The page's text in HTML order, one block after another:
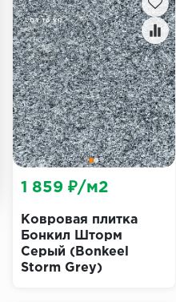
ОТ 10 УП.
Ковровая плитка
Бонкил Шторм
Серый (Bonkeel
Storm Grey)
1 859 ₽/м2